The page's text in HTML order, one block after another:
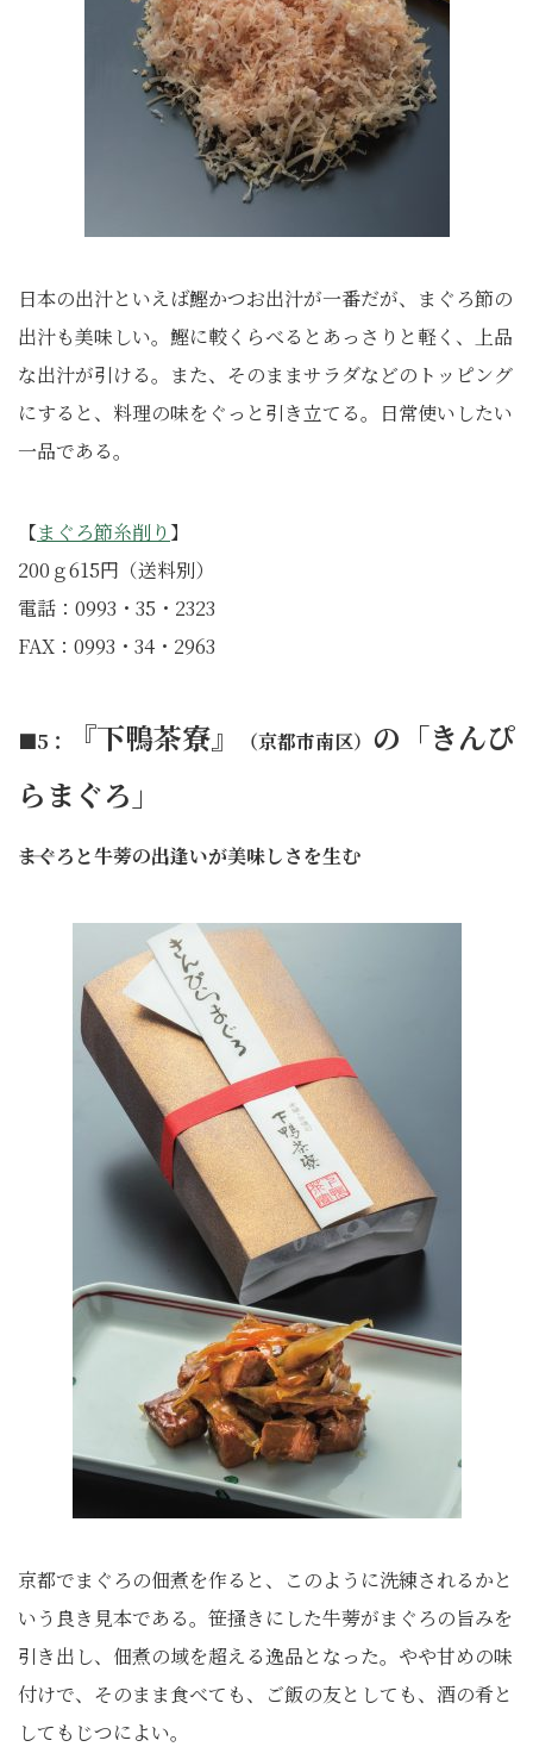
日本の出汁といえば鰹かつお出汁が一番だが、まぐろ節の
出汁も美味しい。鰹に較くらべるとあっさりと軽く、上品
な出汁が引ける。また、そのままサラダなどのトッピング
にすると、料理の味をぐっと引き立てる。日常使いしたい
一品である。
【まぐろ節糸削り】
200ｇ615円（送料別）
電話：0993・35・2323
FAX：0993・34・2963
■5： 『下鴨茶寮』 （京都市南区） の「きんぴ
らまぐろ」
――まぐろと牛蒡の出逢いが美味しさを生む
京都でまぐろの佃煮を作ると、このように洗練されるかと
いう良き見本である。笹掻きにした牛蒡がまぐろの旨みを
引き出し、佃煮の域を超える逸品となった。やや甘めの味
付けで、そのまま食べても、ご飯の友としても、酒の肴と
してもじつによい。